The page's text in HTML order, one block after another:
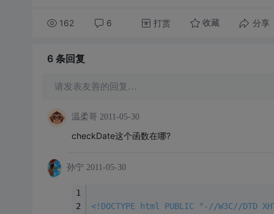
162 6 打赏 收藏 分享
6 条回复
请发表友善的回复…
温柔哥 2011-05-30
checkDate这个函数在哪?
孙宁 2011-05-30
<!DOCTYPE html PUBLIC "-//W3C//